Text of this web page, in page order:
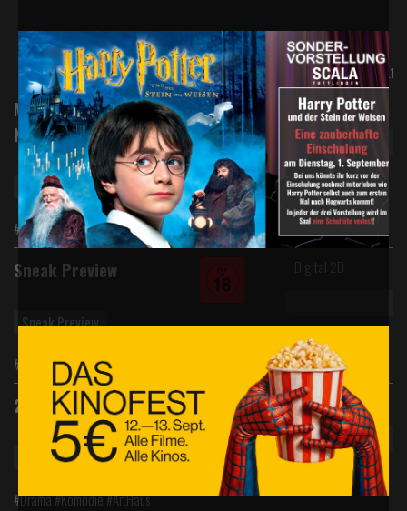
FSK* Mo., 07.12. Di., 08.12.
Matinee | 2D Verflucht
Normal
Matinee So 12:30Uhr ab 6,-€
#Drama #Komödie
Digital 2D
Sneak Preview
Sneak Preview
#Überraschungsfilm
Digital 2D
2D Auf zwei Rädern
Artcinema Vorverkauf
#Drama #Komödie #ArtHaus
Digital 2D